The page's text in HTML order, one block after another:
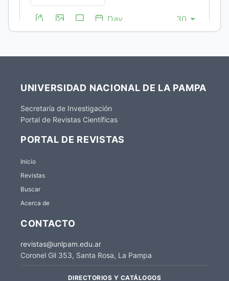
UNIVERSIDAD NACIONAL DE LA PAMPA
Secretaría de Investigación
Portal de Revistas Científicas
PORTAL DE REVISTAS
Inicio
Revistas
Buscar
Acerca de
CONTACTO
revistas@unlpam.edu.ar
Coronel Gil 353, Santa Rosa, La Pampa
DIRECTORIOS Y CATÁLOGOS